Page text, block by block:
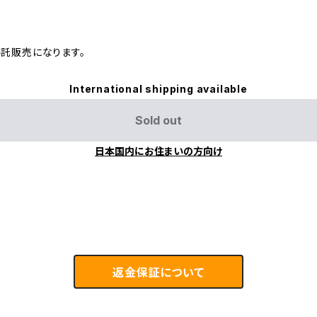
販売になります。
International shipping available
Sold out
日本国内にお住まいの方向け
返金保証について